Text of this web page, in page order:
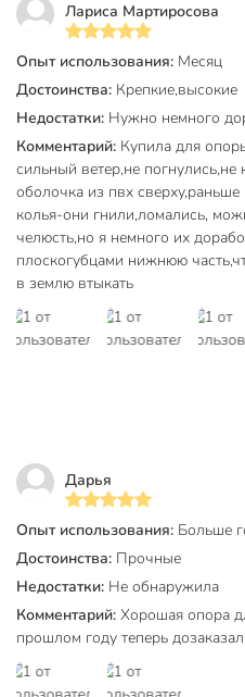
Лариса Мартиросова
Опыт использования: Месяц
Достоинства: Крепкие,высокие
Недостатки: Нужно немного
Комментарий: Купила для
сильный ветер,не погнулись,не
оболочка из пвх
колья-они гнили,ломались,
челюсть,но я немного их
плоскогубцами нижнюю
в землю втыкать
Дарья
Опыт использования: Больше
Достоинства: Прочные
Недостатки: Не обнаружила
Комментарий: Хорошая опора
прошлом году теперь